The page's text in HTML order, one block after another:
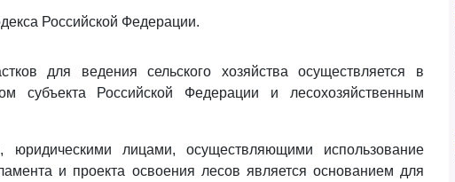
Российской Федерации.
для ведения сельского хозяйства осуществляется в
субъекта Российской Федерации и лесохозяйственным
лицами, осуществляющими использование
и проекта освоения лесов является основанием для